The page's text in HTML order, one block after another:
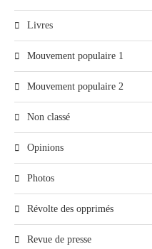
Livres
Mouvement populaire 1
Mouvement populaire 2
Non classé
Opinions
Photos
Révolte des opprimés
Revue de presse